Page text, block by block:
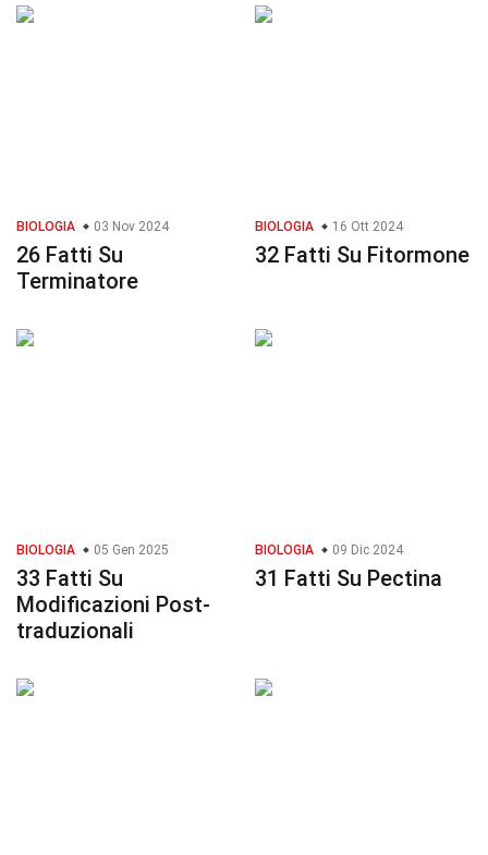
BIOLOGIA 03 Nov 2024
26 Fatti Su
Terminatore
BIOLOGIA 16 Ott 2024
32 Fatti Su Fitormone
BIOLOGIA 05 Gen 2025
33 Fatti Su
Modificazioni Post-
traduzionali
BIOLOGIA 09 Dic 2024
31 Fatti Su Pectina